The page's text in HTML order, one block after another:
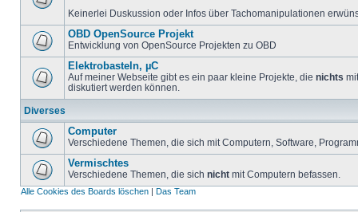
Keinerlei Duskussion oder Infos über Tachomanipulationen
OBD OpenSource Projekt
Entwicklung von OpenSource Projekten zu OBD
Elektrobasteln, µC
Auf meiner Webseite gibt es ein paar kleine Projekte, die nichts
diskutiert werden können.
Diverses
Computer
Verschiedene Themen, die sich mit Computern, Software,
Vermischtes
Verschiedene Themen, die sich nicht mit Computern befassen.
Alle Cookies des Boards löschen | Das Team